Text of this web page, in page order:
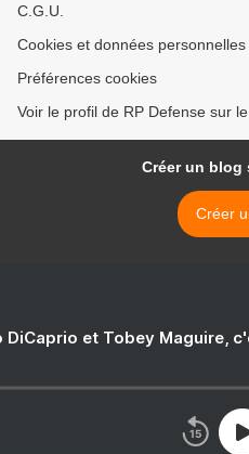
C.G.U.
Cookies et données personnelles
Préférences cookies
Voir le profil de RP Defense sur
Créer un blog
Créer
DiCaprio et Tobey Maguire,